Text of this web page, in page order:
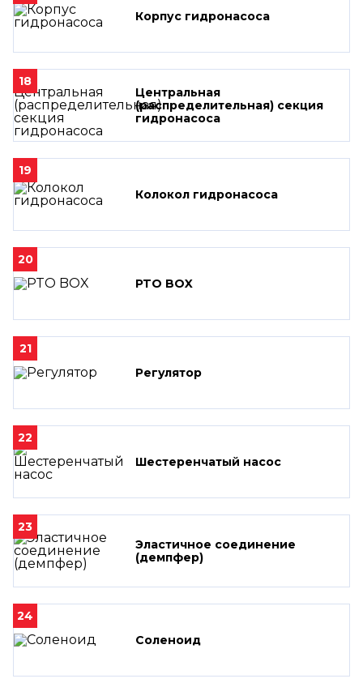
Корпус гидронасоса
18
Центральная
(распределительная) секция
гидронасоса
19
Колокол гидронасоса
20
PTO BOX
21
Регулятор
22
Шестеренчатый насос
23
Эластичное соединение
(демпфер)
24
Соленоид